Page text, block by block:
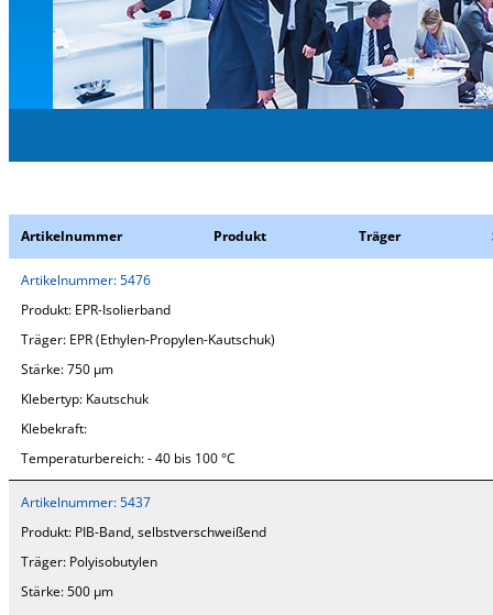
Artikelnummer Produkt Träger
Artikelnummer: 5476
Produkt: EPR-Isolierband
Träger: EPR (Ethylen-Propylen-Kautschuk)
Stärke:750 µm
Klebertyp: Kautschuk
Klebekraft:
Temperaturbereich:- 40 bis 100 °C
Artikelnummer:5437
Produkt: PIB-Band, selbstverschweißend
Träger: Polyisobutylen
Stärke:500 µm